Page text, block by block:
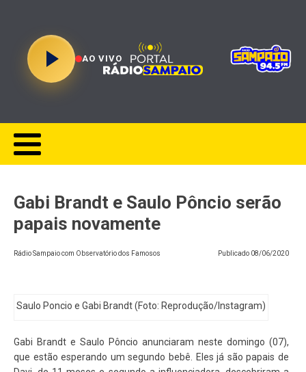
AO VIVO
Gabi Brandt e Saulo Pôncio serão
papais novamente
Rádio Sampaio com Observatório dos Famosos Publicado 08/06/2020
Saulo Poncio e Gabi Brandt (Foto: Reprodução/Instagram)
Gabi Brandt e Saulo Pôncio anunciaram neste domingo (07),
que estão esperando um segundo bebê. Eles já são papais de